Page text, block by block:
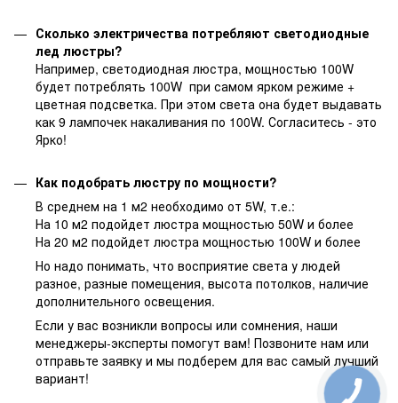
Сколько электричества потребляют светодиодные
лед люстры?
Например, светодиодная люстра, мощностью 100W
будет потреблять 100W при самом ярком режиме +
цветная подсветка. При этом света она будет выдавать
как 9 лампочек накаливания по 100W. Согласитесь - это
Ярко!
Как подобрать люстру по мощности?
В среднем на 1 м2 необходимо от 5W, т.е.:
На 10 м2 подойдет люстра мощностью 50W и более
На 20 м2 подойдет люстра мощностью 100W и более
Но надо понимать, что восприятие света у людей
разное, разные помещения, высота потолков, наличие
дополнительного освещения.
Если у вас возникли вопросы или сомнения, наши
менеджеры-эксперты помогут вам! Позвоните нам или
отправьте заявку и мы подберем для вас самый лучший
вариант!